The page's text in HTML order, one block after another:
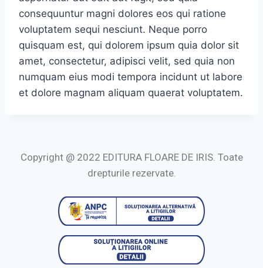
consequuntur magni dolores eos qui ratione
voluptatem sequi nesciunt. Neque porro
quisquam est, qui dolorem ipsum quia dolor sit
amet, consectetur, adipisci velit, sed quia non
numquam eius modi tempora incidunt ut labore
et dolore magnam aliquam quaerat voluptatem.
Copyright @ 2022 EDITURA FLOARE DE IRIS. Toate
drepturile rezervate.